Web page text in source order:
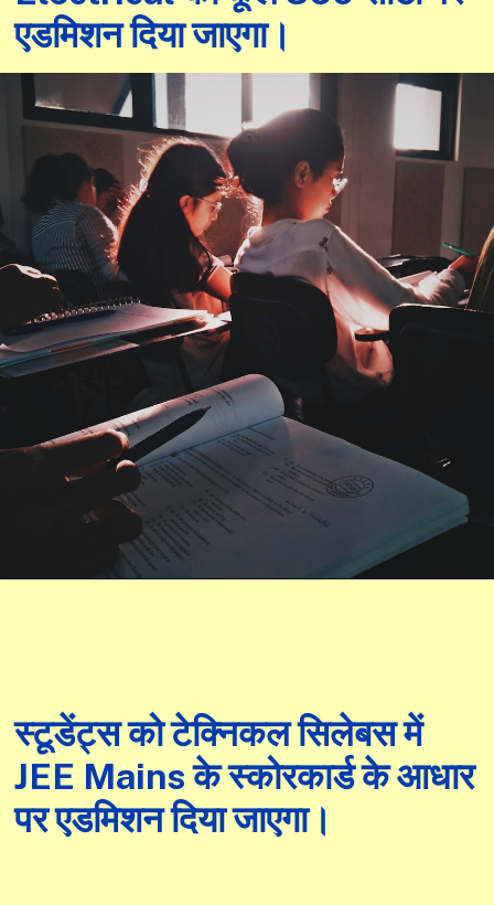
स्टूडेंट्स को टेक्निकल सिलेबस में
JEE Mains के स्कोरकार्ड के आधार
पर एडमिशन दिया जाएगा।